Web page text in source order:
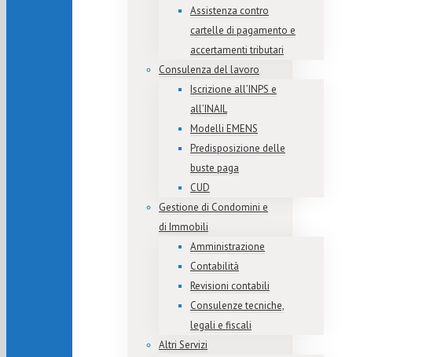
Assistenza contro
cartelle di pagamento e
accertamenti tributari
Consulenza del lavoro
Iscrizione all’INPS e
all’INAIL
Modelli EMENS
Predisposizione delle
buste paga
CUD
Gestione di Condomini e
di Immobili
Amministrazione
Contabilità
Revisioni contabili
Consulenze tecniche,
legali e fiscali
Altri Servizi